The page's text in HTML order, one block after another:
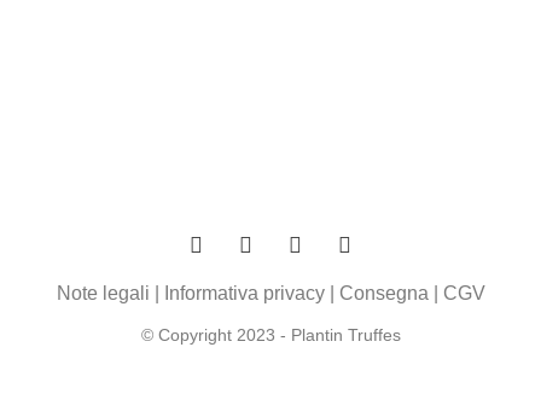
© Copyright 2023 - Plantin Truffes
Note legali Informativa privacy| Consegna CGV